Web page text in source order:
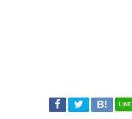
LINE